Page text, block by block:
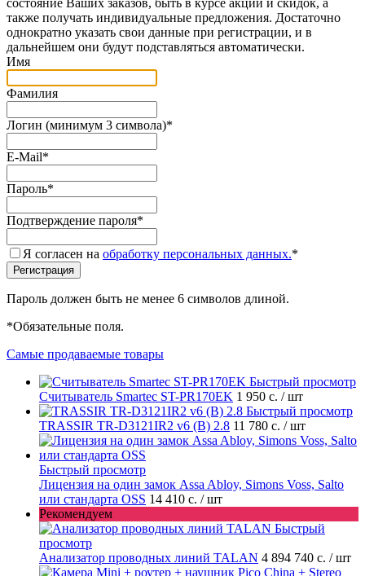
также получать индивидуальные предложения. Достаточно
однократно указать свои данные при регистрации, и в
дальнейшем они будут подставляться автоматически.
Имя
Фамилия
Логин (минимум 3 символа)*
E-Mail*
Пароль*
Подтверждение пароля*
Я согласен на обработку персональных данных.*
Пароль должен быть не менее 6 символов длиной.
*Обязательные поля.
Самые продаваемые товары
Быстрый просмотр
Считыватель Smartec ST-PR170EK 1 950 с. / шт
Быстрый просмотр
TRASSIR TR-D3121IR2 v6 (B) 2.8 11 780 с. / шт
Быстрый просмотр
Лицензия на один замок Assa Abloy, Simons Voss, Salto
или стандарта OSS 14 410 с. / шт
Рекомендуем
Быстрый
просмотр
Анализатор проводных линий TALAN 4 894 740 с. / шт